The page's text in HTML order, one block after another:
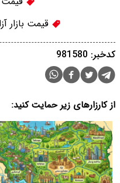
قیمت بازار
کدخبر: 981580
از کارزارهای زیر حمایت کنید: